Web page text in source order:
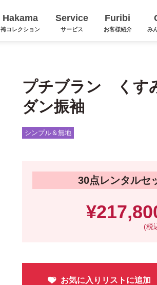
Hakama
袴コレクション
Service
サービス
Furibi
お客様紹介 み
プチブラン くす
ダン振袖
シンプル＆無地
30点レンタルセ
(税